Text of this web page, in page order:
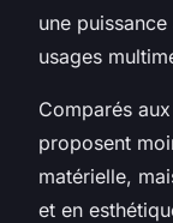
une
usages
Comparés
proposent
matérielle,
et en